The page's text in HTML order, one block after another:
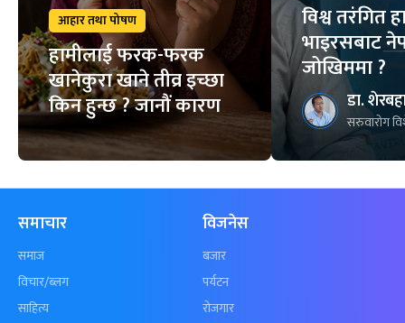
आहार तथा पोषण
हामीलाई फरक-फरक
खानेकुरा खाने तीव्र इच्छा
किन हुन्छ ? जानौं कारण
विश्व तरंगित
भाइरसबाट
जोखिममा ?
डा.
सरुवारोग
समाचार
समाज
विचार/ब्लग
साहित्य
विजनेस
बजार
पर्यटन
रोजगार